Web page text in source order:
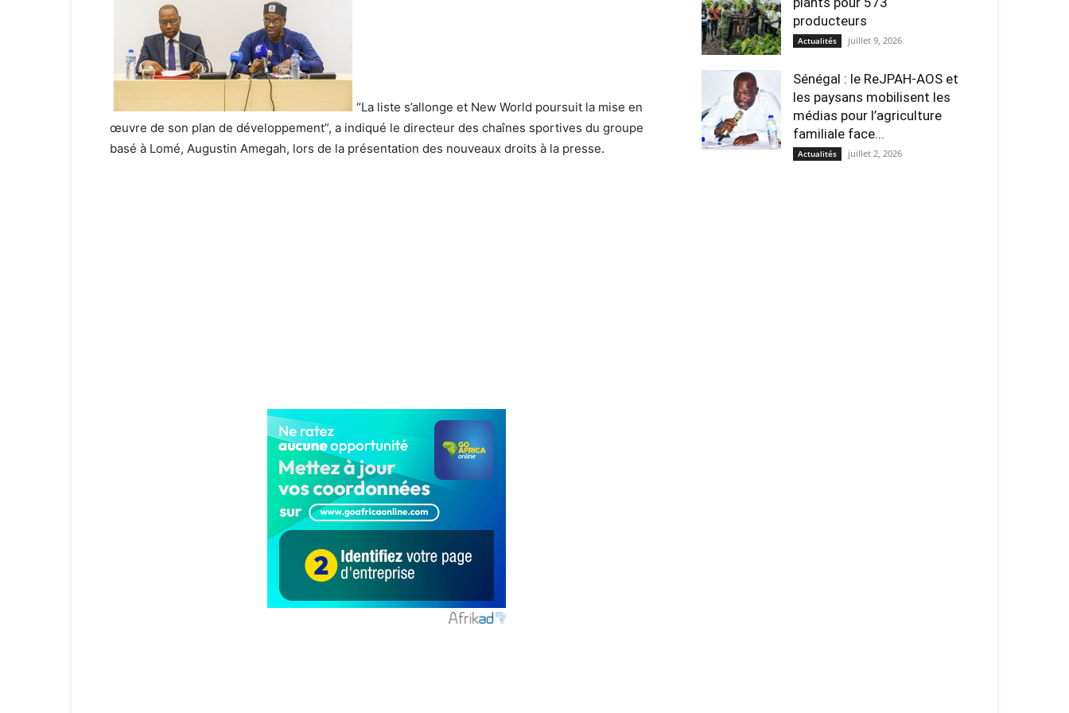
“La liste s’allonge et New World poursuit la mise en
œuvre de son plan de développement”, a indiqué le directeur des chaînes sportives du groupe
basé à Lomé, Augustin Amegah, lors de la présentation des nouveaux droits à la presse.
producteurs
Actualités juillet 9, 2026
Sénégal : le ReJPAH-AOS et
les paysans mobilisent les
médias pour l’agriculture
familiale face...
Actualités juillet 2, 2026